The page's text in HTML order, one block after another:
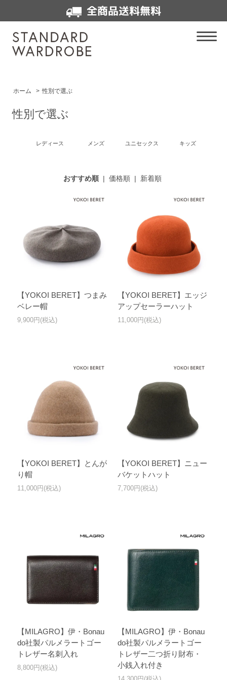
全商品送料無料
ホーム > 性別で選ぶ
性別で選ぶ
レディース メンズ ユニセックス キッズ
おすすめ順| 価格順| 新着順
【YOKOI BERET】つまみ
ベレー帽
9,900円(税込)
【YOKOI BERET】エッジ
アップセーラーハット
11,000円(税込)
【YOKOI BERET】とんが
り帽
11,000円(税込)
【YOKOI BERET】ニュー
バケットハット
7,700円(税込)
【MILAGRO】伊・Bonau
do社製パルメラートゴー
トレザー名刺入れ
8,800円(税込)
【MILAGRO】伊・Bonau
do社製パルメラートゴー
トレザー二つ折り財布・
小銭入れ付き